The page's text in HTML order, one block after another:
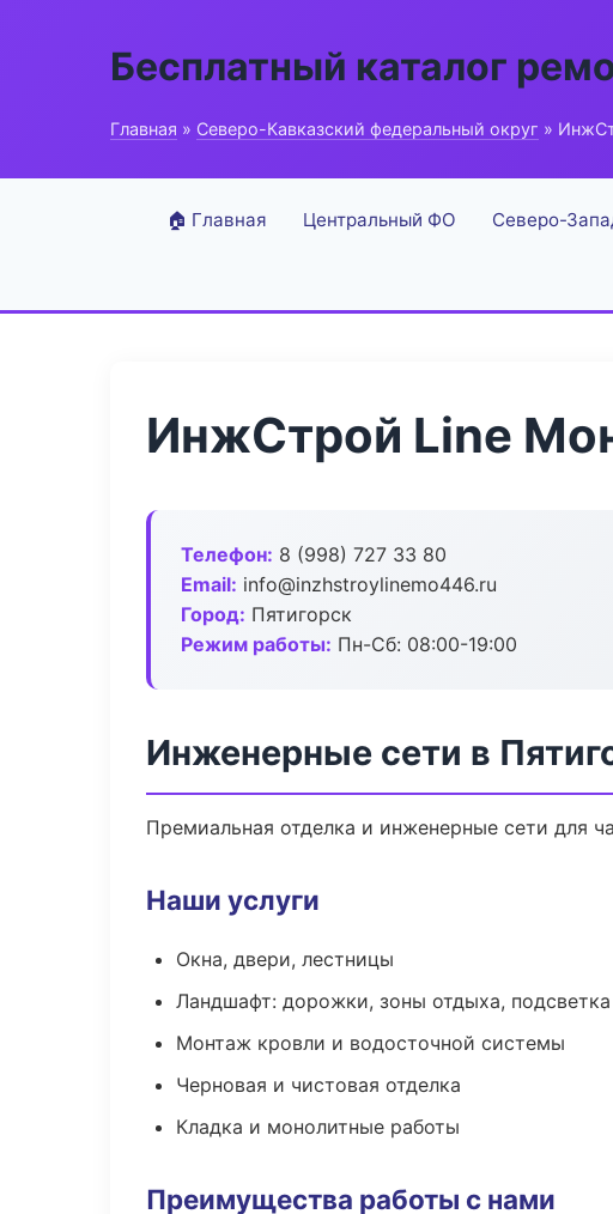
Бесплатный каталог
Главная » Северо-Кавказский федеральный округ »
🏠 Главная Центральный ФО Северо-
ИнжСтрой Line
Телефон: 8 (998) 727 33 80
Email: info@inzhstroylinemo446.ru
Город: Пятигорск
Режим работы: Пн-Сб: 08:00-19:00
Инженерные сети в
Премиальная отделка и инженерные сети для
Наши услуги
Окна, двери, лестницы
Ландшафт: дорожки, зоны отдыха, подсветка
Монтаж кровли и водосточной системы
Черновая и чистовая отделка
Кладка и монолитные работы
Преимущества работы с нами